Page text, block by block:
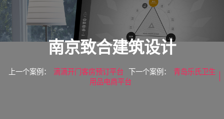
南京致合建筑设计
上一个案例： 滴滴开门客房预订平台 下一个案例：
青岛乐氏卫生
用品电商平台